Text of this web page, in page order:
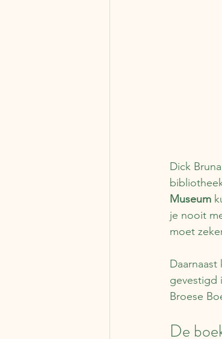
Dick
Museum
je nooit
moet
gevestigd
Broese
De